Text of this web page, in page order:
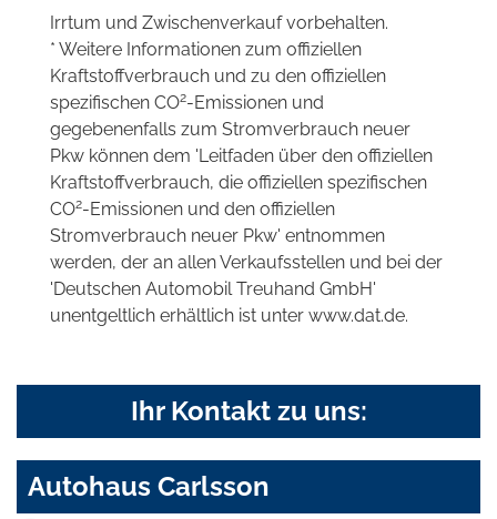
Irrtum und Zwischenverkauf vorbehalten.
* Weitere Informationen zum offiziellen
Kraftstoffverbrauch und zu den offiziellen
spezifischen CO2-Emissionen und
gegebenenfalls zum Stromverbrauch neuer
Pkw können dem 'Leitfaden über den offiziellen
Kraftstoffverbrauch, die offiziellen spezifischen
CO2-Emissionen und den offiziellen
Stromverbrauch neuer Pkw' entnommen
werden, der an allen Verkaufsstellen und bei der
'Deutschen Automobil Treuhand GmbH'
unentgeltlich erhältlich ist unter www.dat.de.
Ihr Kontakt zu uns:
Autohaus Carlsson